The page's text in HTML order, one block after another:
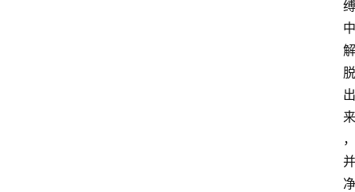
缚
中
解
脱
出
来
，
并
净